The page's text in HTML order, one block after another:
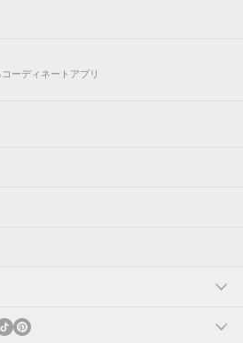
ーディネートアプリ